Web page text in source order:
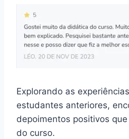
Explorando as
estudantes anteriores,
depoimentos positivos
do curso.